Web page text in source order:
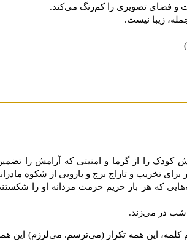
را از گرما و امنیتی که آرامش را
تخریب و تاراج برج و بارویی از شکوه
که هر بار حریم حرمت مردانه او را
شب در می‌زند.
این همه تکرار (می‌ترسم. می‌لرزم) این